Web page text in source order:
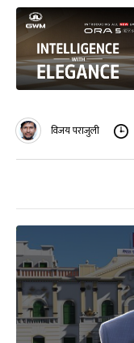
विजय पराजुली